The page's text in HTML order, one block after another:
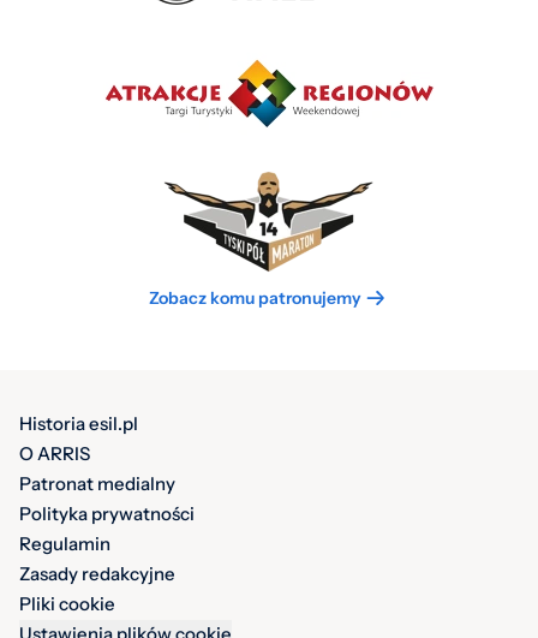
Zobacz komu patronujemy
Historia esil.pl
O ARRIS
Patronat medialny
Polityka prywatności
Regulamin
Zasady redakcyjne
Pliki cookie